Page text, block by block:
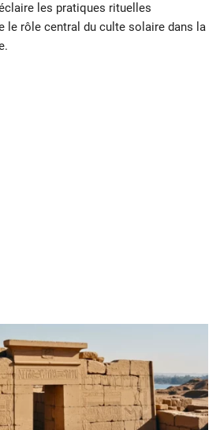
les pratiques rituelles
le rôle central du culte solaire dans la